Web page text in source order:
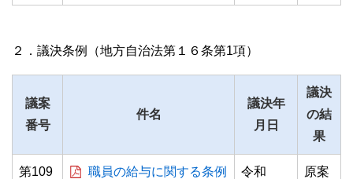
２．議決条例（地方自治法第１６条第1項）
議案
番号
件名
議決年
月日
議決
の結
果
第109
職員の給与に関する条例
令和
原案